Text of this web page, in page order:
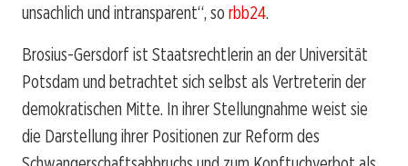
unsachlich und intransparent“, so rbb24.
Brosius-Gersdorf ist Staatsrechtlerin an der Universität
Potsdam und betrachtet sich selbst als Vertreterin der
demokratischen Mitte. In ihrer Stellungnahme weist sie
die Darstellung ihrer Positionen zur Reform des